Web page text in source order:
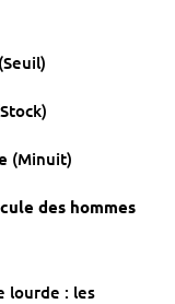
(Seuil)
(Minuit)
des hommes
lourde : les